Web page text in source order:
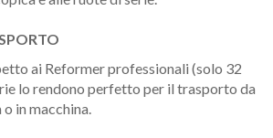
ai Reformer professionali (solo 32
lo rendono perfetto per il trasporto da
in macchina.